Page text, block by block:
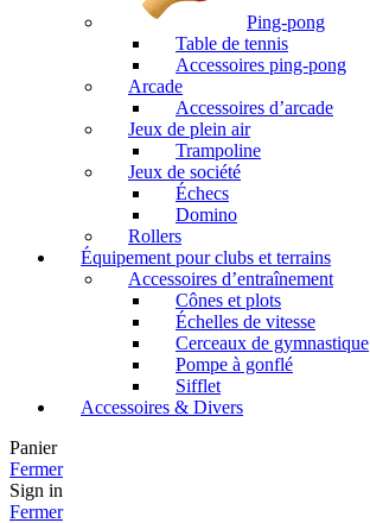
Ping-pong
Table de tennis
Accessoires ping-pong
Arcade
Accessoires d’arcade
Jeux de plein air
Trampoline
Jeux de société
Échecs
Domino
Rollers
Équipement pour clubs et terrains
Accessoires d’entraînement
Cônes et plots
Échelles de vitesse
Cerceaux de gymnastique
Pompe à gonflé
Sifflet
Accessoires & Divers
Panier
Fermer
Sign in
Fermer